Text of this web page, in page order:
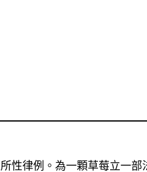
性律例。為一顆草莓立一部